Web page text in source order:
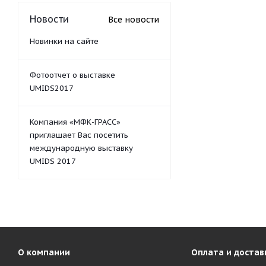
Новости Все новости
Новинки на сайте
Фотоотчет о выставке
UMIDS2017
Компания «МФК-ГРАСС»
приглашает Вас посетить
международную выставку
UMIDS 2017
О компании Оплата и